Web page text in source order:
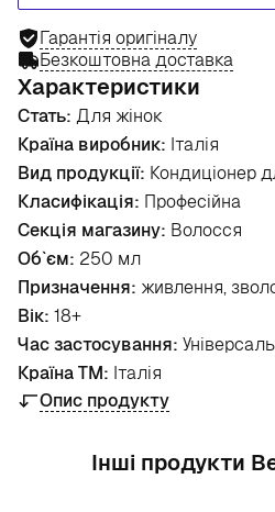
Гарантія оригіналу
Безкоштовна доставка
Характеристики
Стать: Для жінок
Країна виробник: Італія
Вид продукції: Кондиціонер
Класифікація: Професійна
Секція магазину: Волосся
Об`єм: 250 мл
Призначення: живлення,
Вік: 18+
Час застосування:
Країна ТМ: Італія
Опис продукту
Інші продукти